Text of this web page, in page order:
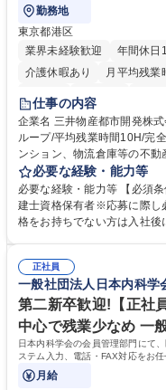
勤務地
東京都港区
業界未経験歓迎
年間休日
介護休暇あり
月平均残業
在宅OK
賞与あり
駅近5分以内
土日祝休み
仕事の内容
企業名 三井物産都市開発株式会社 求人名 【営業事務】業務職/
ループ/平均残業時間10H/完全週休2日 仕事の内容 オフ
ンション、物流倉庫等の不
貸運営、売却、仲介・活用提
いただきます。 【詳細】・契約書管理、契約書製本、捺印対応、ファイリ
ング、登記簿取得、調書取
求・支払データ登録、取引
の他に担当頂く業務が発生する場合があり
業務職/三井物産グループ/平
必要な経験・能力等
必要な経験・能力等 【必須
建士資格保有者※応募に際し
格をお持ちでない方は入社
ション力がある方。 ・チャ
方。多様な関係者と謙虚に信
ール管理が出来る方。※将来
へのジョブローテーションの可能性があり
院 大学 語学力： 資格：宅地
正社員
一般社団法人日本内科学
第二新卒歓迎!【正社
中心で残業少なめ 一
日本内科学会の会員管理部門にて
ステム入力、電話・FAX対応をお
などにも幅広く携わっていただきま
月給